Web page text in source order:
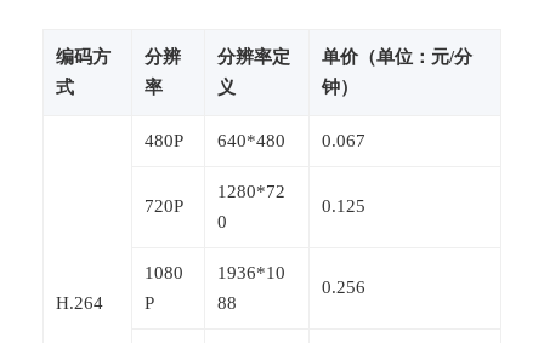
编码方
式
分辨
率
分辨率定
义
单价（单位：元/分
钟）
H.264
480P 640*480 0.067
720P
1280*72
0
0.125
1080
P
1936*10
88
0.256